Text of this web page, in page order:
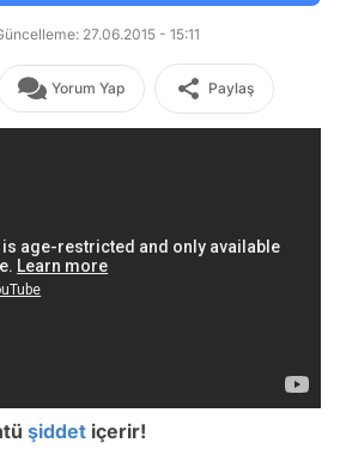
27.06.2015 - 15:11
Yorum Yap Paylaş
şiddet içerir!